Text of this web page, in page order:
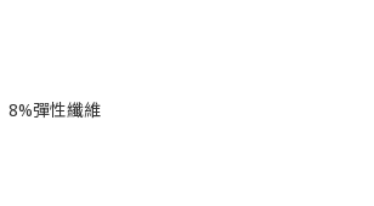
8%彈性纖維